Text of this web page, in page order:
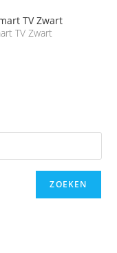
TV Zwart
ZOEKEN